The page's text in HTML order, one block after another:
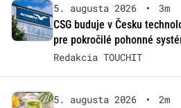
5. augusta 2026 •
3m
CSG buduje v Česku
pre pokročilé pohonné
Redakcia TOUCHIT
5. augusta 2026 •
2m